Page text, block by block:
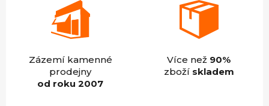
Zázemí kamenné
prodejny
od roku 2007
Více než 90%
zboží skladem